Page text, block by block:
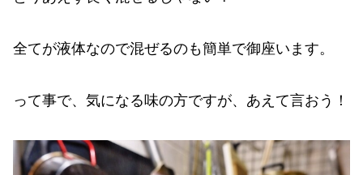
全てが液体なので混ぜるのも簡単で御座います。
って事で、気になる味の方ですが、あえて言おう！